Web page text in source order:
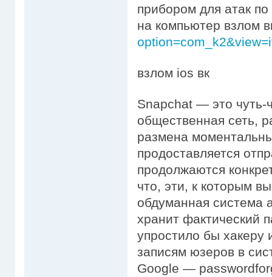
прибором для атак
на компьютер взлом
взлом ios вк
Snapchat — это чуть-
общественная сеть,
размена
продоставляется
продолжаются
что, эти, к которым
обдуманная система
хранит фактический
упростило бы хакеру
записям юзеров в
Google —